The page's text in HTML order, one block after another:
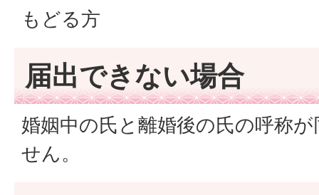
もどる方
届出できない場合
婚姻中の氏と離婚後の氏の呼称
せん。